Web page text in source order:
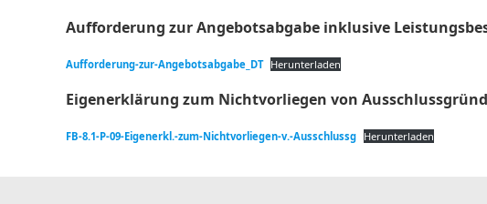
Aufforderung zur Angebotsabgabe inklusive
Aufforderung-zur-Angebotsabgabe_DT Herunterladen
Eigenerklärung zum Nichtvorliegen von
FB-8.1-P-09-Eigenerkl.-zum-Nichtvorliegen-v.-Ausschlussg Herunterladen